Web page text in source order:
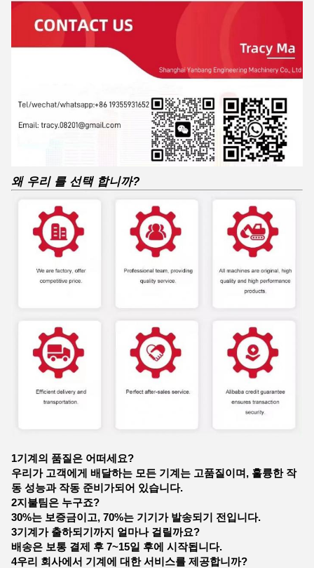
왜 우리 를 선택 합니까?
1기계의 품질은 어떠세요?
우리가 고객에게 배달하는 모든 기계는 고품질이며, 훌륭한 작
동 성능과 작동 준비가되어 있습니다.
2지불팀은 누구죠?
30%는 보증금이고, 70%는 기기가 발송되기 전입니다.
3기계가 출하되기까지 얼마나 걸릴까요?
배송은 보통 결제 후 7~15일 후에 시작됩니다.
4우리 회사에서 기계에 대한 서비스를 제공합니까?